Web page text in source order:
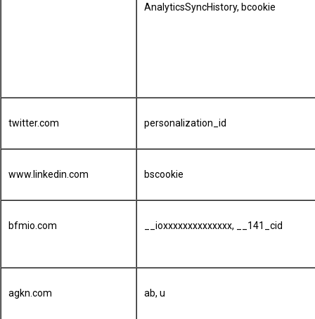
AnalyticsSyncHistory, bcookie
twitter.com personalization_id
www.linkedin.com bscookie
bfmio.com __ioxxxxxxxxxxxxxx, __141_cid
agkn.com ab, u